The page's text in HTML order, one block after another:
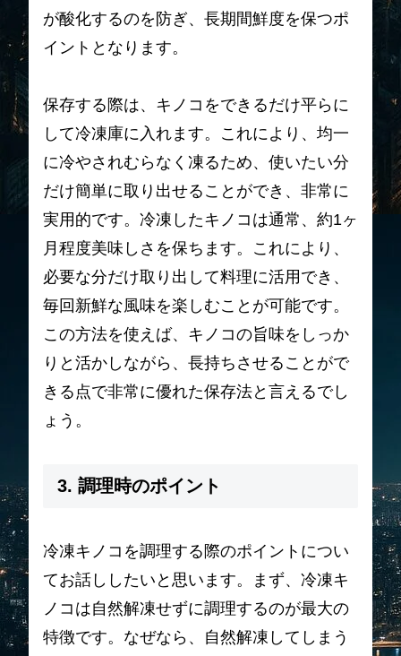
が酸化するのを防ぎ、長期間鮮度を保つポ
イントとなります。
保存する際は、キノコをできるだけ平らに
して冷凍庫に入れます。これにより、均一
に冷やされむらなく凍るため、使いたい分
だけ簡単に取り出せることができ、非常に
実用的です。冷凍したキノコは通常、約1ヶ
月程度美味しさを保ちます。これにより、
必要な分だけ取り出して料理に活用でき、
毎回新鮮な風味を楽しむことが可能です。
この方法を使えば、キノコの旨味をしっか
りと活かしながら、長持ちさせることがで
きる点で非常に優れた保存法と言えるでし
ょう。
3. 調理時のポイント
冷凍キノコを調理する際のポイントについ
てお話ししたいと思います。まず、冷凍キ
ノコは自然解凍せずに調理するのが最大の
特徴です。なぜなら、自然解凍してしまう